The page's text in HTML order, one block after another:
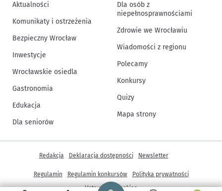
Strona główna - wroclaw.pl
Aktualności
Komunikaty i ostrzeżenia
Bezpieczny Wrocław
Inwestycje
Wrocławskie osiedla
Gastronomia
Edukacja
Dla seniorów
Dla osób z
niepełnosprawnościami
Zdrowie we Wrocławiu
Wiadomości z regionu
Polecamy
Konkursy
Quizy
Mapa strony
Inne informacje
Redakcja Deklaracja dostępności Newsletter
Regulamin Regulamin konkursów
Polityka prywatności
Ustawienia cookies